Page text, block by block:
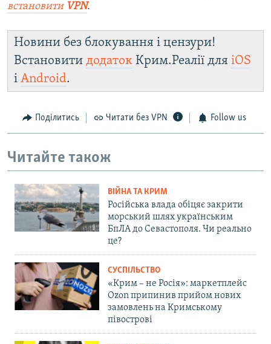
встановити VPN.
Новини без блокування і цензури!
Встановити додаток Крим.Реалії для iOS
і Android.
Поділитись Читати без VPN Follow us
Читайте також
ВІЙНА ТА КРИМ
Російська влада обіцяє закрити
морський шлях українським
БпЛА до Севастополя. Чи реально
це?
СУСПІЛЬСТВО
«Крим – не Росія»: маркетплейс
Ozon припинив прийом нових
замовлень на Кримському
півострові